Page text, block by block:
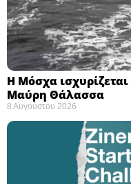
Η Μόσχα
Μαύρη Θάλασσα ​
8 Αυγούστου 2026